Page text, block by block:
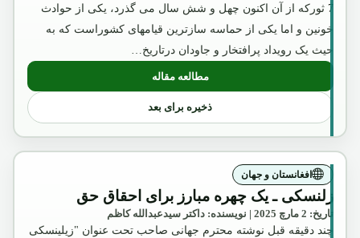
7 ثورکه از آن اکنون چهل و شش سال می گذرد، یکی از حوادث
خونین و اما یکی از حماسه سازترین قیامهای کشوراست که به
حیث یک رویداد پرافتخار و جاودان درتاریخ…
مطالعه مقاله: به مناسبت چهل و ششمین سالگرد
ذخیره برای بعد
افغانستان و جهان
زلنسکی ـ یک چهره مبارز برای احقاق حق
تاریخ: 2 مارچ 2025 | نویسنده: داکتر سیدعبدالله کاظم
چند دقیقه قبل نوشته محترم جهانی صاحب تحت عنوان "زیلینسکی